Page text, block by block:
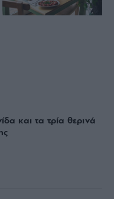
και τα τρία θερινά